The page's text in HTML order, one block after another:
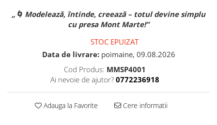
„🌀 Modelează, întinde, creează – totul devine simplu
cu presa Mont Marte!”
STOC EPUIZAT
Data de livrare:poimaine, 09.08.2026
Cod Produs: MMSP4001
Ai nevoie de ajutor? 0772236918
Adauga la Favorite Cere informatii